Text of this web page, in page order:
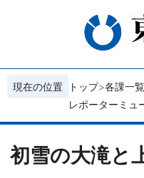
現在の位置 トップ 各課一覧
レポーターミュ
初雪の大滝と